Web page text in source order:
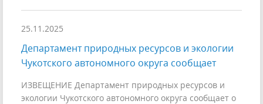
25.11.2025
Департамент природных ресурсов и экологии
Чукотского автономного округа сообщает
ИЗВЕЩЕНИЕ Департамент природных ресурсов и
экологии Чукотского автономного округа сообщает о